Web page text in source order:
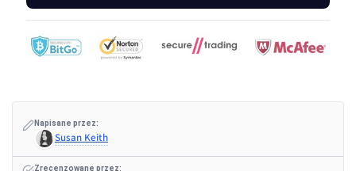
Napisane przez:
Susan Keith
Zrecenzowane przez: